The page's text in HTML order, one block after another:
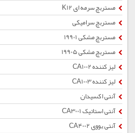
مستربچ سرمه ای K12
مستربچ سرامیکی
مستربچ مشکی 19901
مستربچ مشکی 19905
لیز کننده CA1002
لیز کننده CA1003
آنتی اکسیدان
آنتی استاتیک CA3001
آنتی یووی CA4002